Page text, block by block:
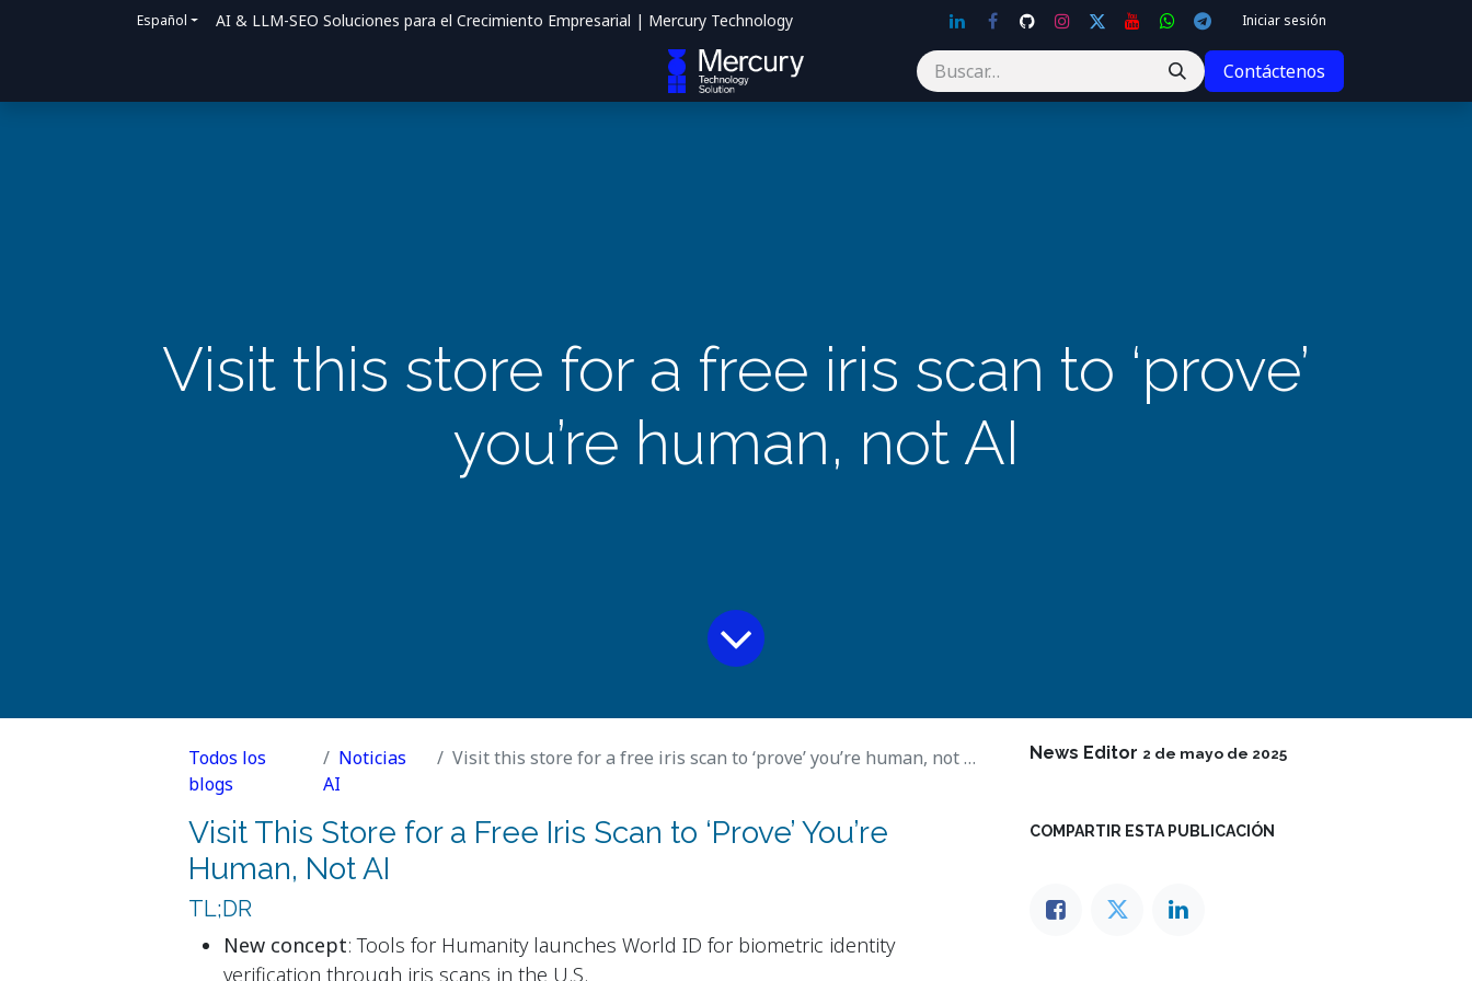
Español AI & LLM-SEO Soluciones para el Crecimiento Empresarial | Mercury Technology Iniciar sesión
Contáctenos
Visit this store for a free iris scan to ‘prove’
you’re human, not AI
Todos los
blogs
Noticias
AI
Visit this store for a free iris scan to ‘prove’ you’re human, not AI
Visit This Store for a Free Iris Scan to ‘Prove’ You’re
Human, Not AI
TL;DR
New concept: Tools for Humanity launches World ID for biometric identity
verification through iris scans in the U.S.
News Editor 2 de mayo de 2025
COMPARTIR ESTA PUBLICACIÓN